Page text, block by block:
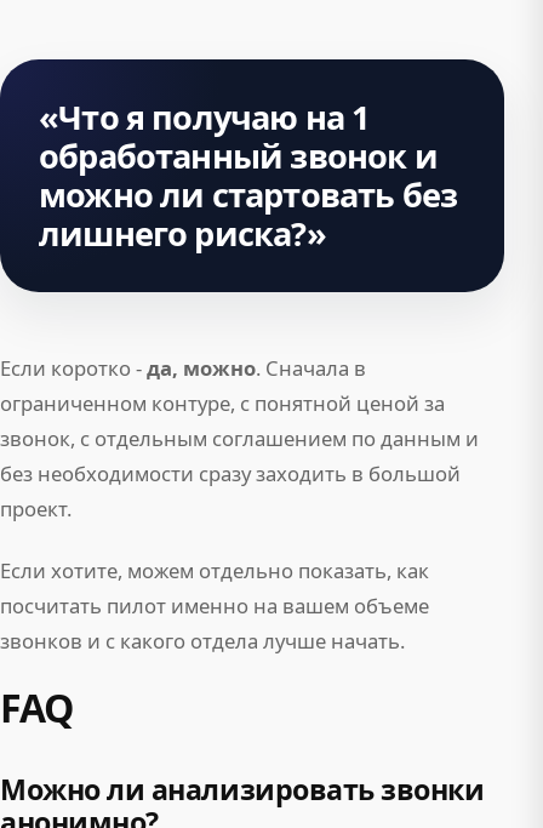
«Что я получаю на 1
обработанный звонок и
можно ли стартовать без
лишнего риска?»
Если коротко -да, можно. Сначала в
ограниченном контуре, с понятной ценой за
звонок, с отдельным соглашением по данным и
без необходимости сразу заходить в большой
проект.
Если хотите, можем отдельно показать, как
посчитать пилот именно на вашем объеме
звонков и с какого отдела лучше начать.
FAQ
Можно ли анализировать звонки